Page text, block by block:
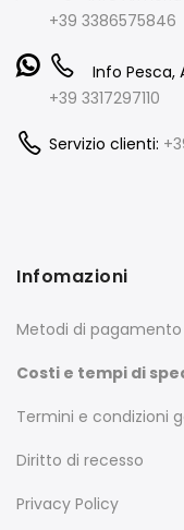
+39 3386575846
Info Pesca,
+39 3317297110
Servizio clienti:
Infomazioni
Metodi di pagamento
Costi e tempi di
Termini e condizioni
Diritto di recesso
Privacy Policy